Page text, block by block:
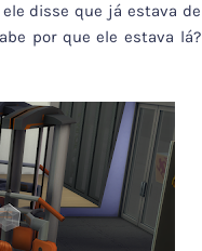
disse que já estava de
por que ele estava lá?